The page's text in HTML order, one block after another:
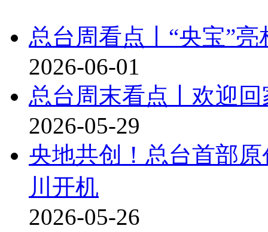
总台周看点丨“央宝”
2026-06-01
总台周末看点丨欢迎回
2026-05-29
央地共创！总台首部
川开机
2026-05-26